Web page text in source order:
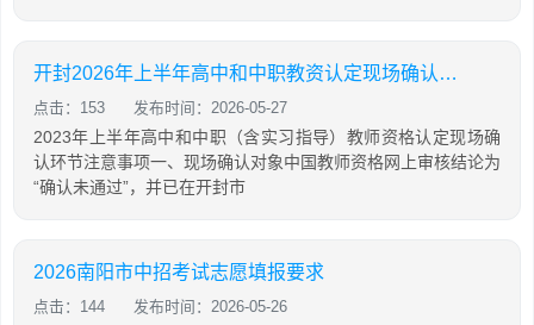
开封2026年上半年高中和中职教资认定现场确认环节注意事项
点击：153 发布时间：2026-05-27
2023年上半年高中和中职（含实习指导）教师资格认定现场确
认环节注意事项一、现场确认对象中国教师资格网上审核结论为
“确认未通过”，并已在开封市
2026南阳市中招考试志愿填报要求
点击：144 发布时间：2026-05-26